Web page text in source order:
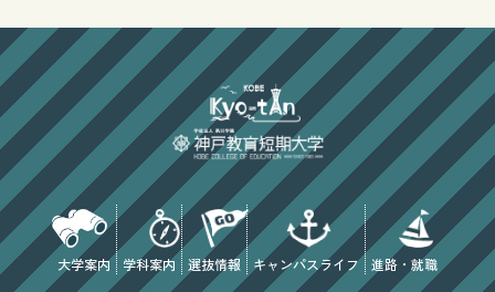
大学案内 学科案内 選抜情報 キャンパスライフ 進路・就職